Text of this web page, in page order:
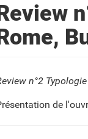
n°2
de